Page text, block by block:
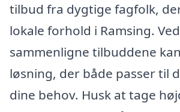
tilbud fra dygtige fagfolk,
lokale forhold i Ramsing.
sammenligne tilbuddene
løsning, der både passer til
dine behov. Husk at tage